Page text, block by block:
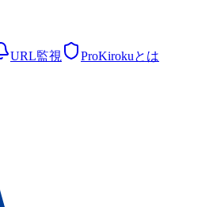
URL監視 ProKirokuとは